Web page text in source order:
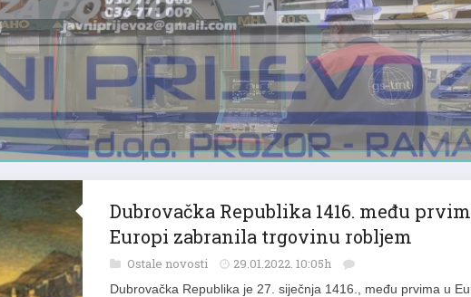
Dubrovačka Republika 1416. među
Europi zabranila trgovinu robljem
Ostale novosti 29.01.2022. 10:05h
Dubrovačka Republika je 27. siječnja 1416., među prvima u